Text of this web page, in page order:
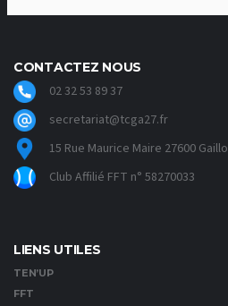
CONTACTEZ NOUS
02 32 53 89 37
secretariat@tcga27.fr
15 Rue Maurice Maire 27600
Club Affilié FFT n° 58270033
LIENS UTILES
TEN’UP
FFT